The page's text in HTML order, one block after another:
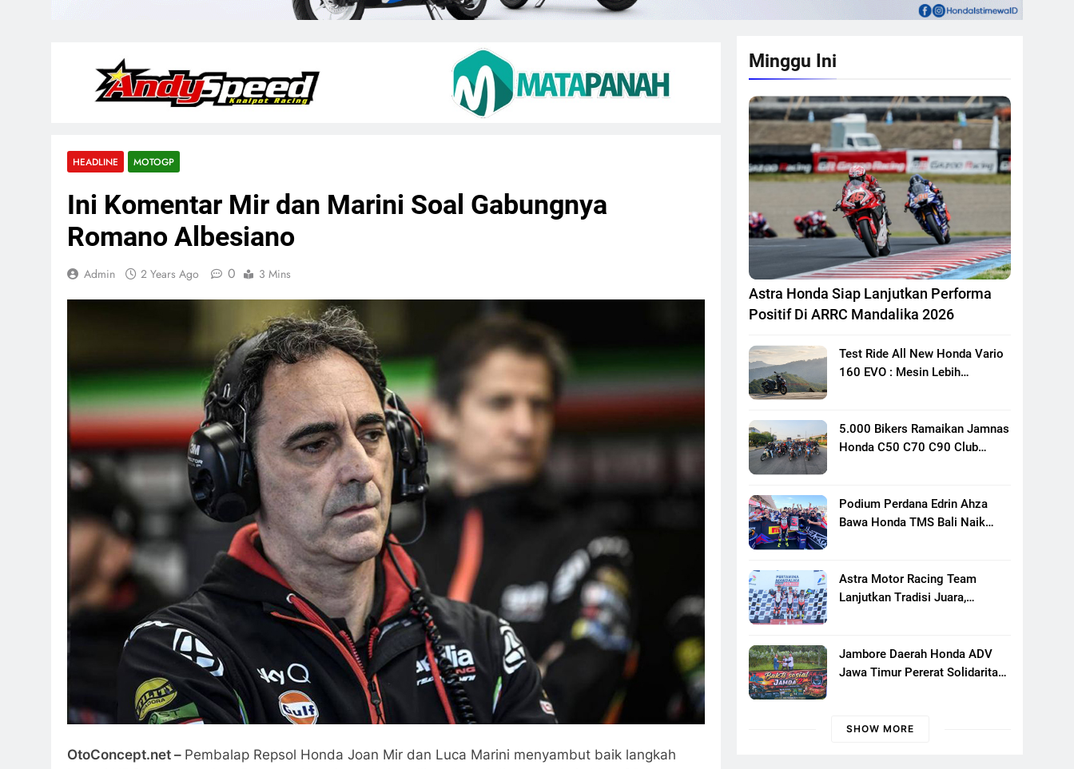
HEADLINE MOTOGP
Ini Komentar Mir dan Marini Soal Gabungnya
Romano Albesiano
Admin 2 Years Ago 0 3 Mins
OtoConcept.net – Pembalap Repsol Honda Joan Mir dan Luca Marini menyambut baik langkah
Minggu Ini
Astra Honda Siap Lanjutkan Performa
Positif Di ARRC Mandalika 2026
Test Ride All New Honda Vario
160 EVO : Mesin Lebih
5.000 Bikers Ramaikan Jamnas
Honda C50 C70 C90 Club
Motor Klasik Honda
Podium Perdana Edrin Ahza
Bawa Honda TMS Bali Naik
Astra Motor Racing Team
Lanjutkan Tradisi Juara,
Putaran Ke 3
Jambore Daerah Honda ADV
Jawa Timur Pererat Solidaritas
Banyuwangi
SHOW MORE